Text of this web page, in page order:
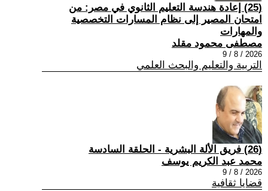
(25) إعادة هندسة التعليم الثانوي في مصر: من
امتحان المصير إلى نظام المسارات التخصصية
والمهارات
مصطفى محمود مقلد
2026 / 8 / 9
التربية والتعليم والبحث العلمي
(26) فريق الألة البشرية - الحلقة السادسة
محمد عبد الكريم يوسف
2026 / 8 / 9
قضايا ثقافية